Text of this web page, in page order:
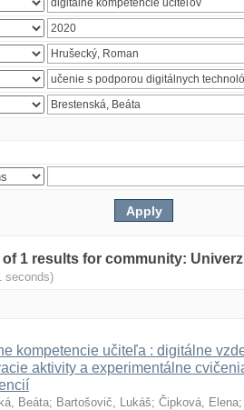
1 results for community:
seconds)
kompetencie učiteľa : digitálne
aktivity a experimentálne
Beáta; Bartošovič, Lukáš; Čipková, Elena